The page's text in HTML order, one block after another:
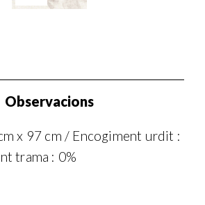
Observacions
x 97 cm / Encogiment urdit :
trama : 0%